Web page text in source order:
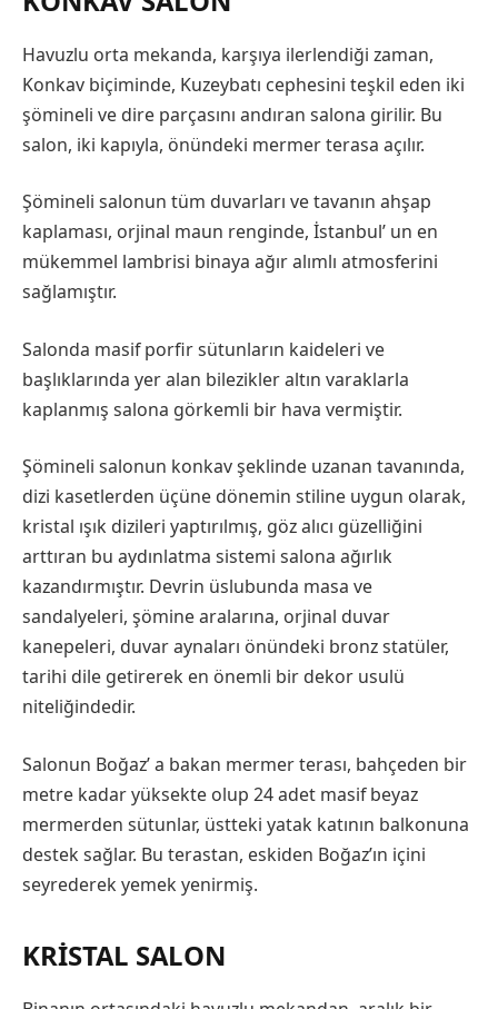
Havuzlu orta mekanda, karşıya ilerlendiği zaman,
Konkav biçiminde, Kuzeybatı cephesini teşkil eden iki
şömineli ve dire parçasını andıran salona girilir. Bu
salon, iki kapıyla, önündeki mermer terasa açılır.
Şömineli salonun tüm duvarları ve tavanın ahşap
kaplaması, orjinal maun renginde, İstanbul’ un en
mükemmel lambrisi binaya ağır alımlı atmosferini
sağlamıştır.
Salonda masif porfir sütunların kaideleri ve
başlıklarında yer alan bilezikler altın varaklarla
kaplanmış salona görkemli bir hava vermiştir.
Şömineli salonun konkav şeklinde uzanan tavanında,
dizi kasetlerden üçüne dönemin stiline uygun olarak,
kristal ışık dizileri yaptırılmış, göz alıcı güzelliğini
arttıran bu aydınlatma sistemi salona ağırlık
kazandırmıştır. Devrin üslubunda masa ve
sandalyeleri, şömine aralarına, orjinal duvar
kanepeleri, duvar aynaları önündeki bronz statüler,
tarihi dile getirerek en önemli bir dekor usulü
niteliğindedir.
Salonun Boğaz’ a bakan mermer terası, bahçeden bir
metre kadar yüksekte olup 24 adet masif beyaz
mermerden sütunlar, üstteki yatak katının balkonuna
destek sağlar. Bu terastan, eskiden Boğaz’ın içini
seyrederek yemek yenirmiş.
KRISTAL SALON